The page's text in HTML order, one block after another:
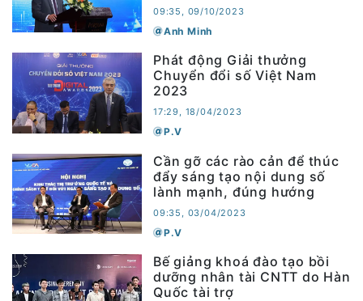
09:35, 09/10/2023
Anh Minh
Phát động Giải thưởng
Chuyển đổi số Việt Nam
2023
17:29, 18/04/2023
P.V
Cần gỡ các rào cản để thúc
đẩy sáng tạo nội dung số
lành mạnh, đúng hướng
09:35, 03/04/2023
P.V
Bế giảng khoá đào tạo bồi
dưỡng nhân tài CNTT do Hàn
Quốc tài trợ